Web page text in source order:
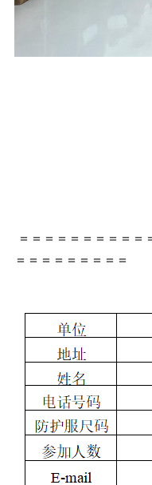
＝＝＝＝＝＝＝＝＝＝
＝＝＝＝＝＝＝＝＝